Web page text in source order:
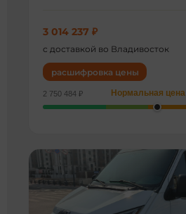
3 014 237 ₽
с доставкой во Владивосток
расшифровка цены
2 750 484 ₽ Нормальная цена